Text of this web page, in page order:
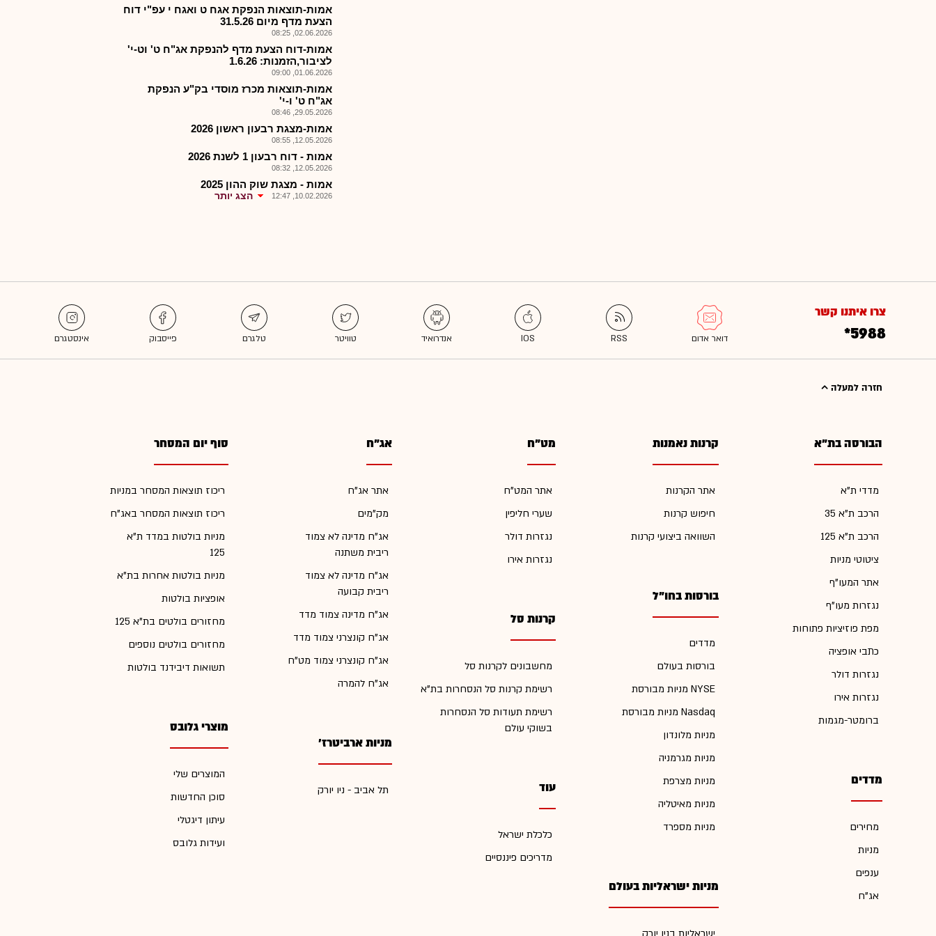
אמות-תוצאות הנפקת אגח ט ואגח י עפ"י דוח
הצעת מדף מיום 31.5.26
02.06.2026, 08:25
אמות-דוח הצעת מדף להנפקת אג"ח ט' וט-י'
לציבור,הזמנות: 1.6.26
01.06.2026, 09:00
אמות-תוצאות מכרז מוסדי בק"ע הנפקת
אג"ח ט' ו-י'
29.05.2026, 08:46
אמות-מצגת רבעון ראשון 2026
12.05.2026, 08:55
אמות - דוח רבעון 1 לשנת 2026
12.05.2026, 08:32
אמות - מצגת שוק ההון 2025
10.02.2026, 12:47 הצג יותר
צרו איתנו קשר
*5988
חזרה למעלה
הבורסה בת"א
מדדי ת"א
הרכב ת"א 35
הרכב ת"א 125
ציטוטי מניות
אתר המעו"ף
נגזרות מעו"ף
מפת פוזיציות פתוחות
כתבי אופציה
נגזרות דולר
נגזרות אירו
ברומטר-מגמות
מדדים
מחירים
מניות
ענפים
אג"ח
קרנות נאמנות
אתר הקרנות
חיפוש קרנות
השוואה ביצועי קרנות
בורסות בחו"ל
מדדים
בורסות בעולם
מניות מבורסת NYSE
מניות מבורסת Nasdaq
מניות מלונדון
מניות מגרמניה
מניות מצרפת
מניות מאיטליה
מניות מספרד
מניות ישראליות בעולם
מט"ח
אתר המט"ח
שערי חליפין
נגזרות דולר
נגזרות אירו
קרנות סל
מחשבונים לקרנות סל
רשימת קרנות סל הנסחרות בת"א
רשימת תעודות סל הנסחרות
בשוקי עולם
עוד
כלכלת ישראל
מדריכים פיננסיים
אג"ח
אתר אג"ח
מק"מים
אג"ח מדינה לא צמוד
ריבית משתנה
אג"ח מדינה לא צמוד
ריבית קבועה
אג"ח מדינה צמוד מדד
אג"ח קונצרני צמוד מדד
אג"ח קונצרני צמוד מט"ח
אג"ח להמרה
מניות ארביטרז'
תל אביב - ניו יורק
סוף יום המסחר
ריכוז תוצאות המסחר במניות
ריכוז תוצאות המסחר באג"ח
מניות בולטות במדד ת"א
125
מניות בולטות אחרות בת"א
אופציות בולטות
מחזורים בולטים בת"א 125
מחזורים בולטים נוספים
תשואות דיבידנד בולטות
מוצרי גלובס
המוצרים שלי
סוכן החדשות
עיתון דיגטלי
ועידות גלובס